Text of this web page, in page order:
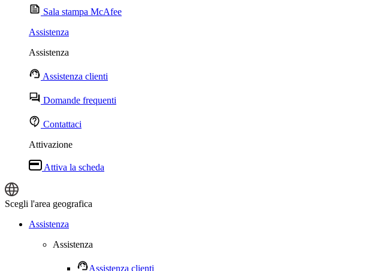
Sala stampa McAfee
Assistenza
Assistenza
Assistenza clienti
Domande frequenti
Contattaci
Attivazione
Attiva la scheda
Scegli l'area geografica